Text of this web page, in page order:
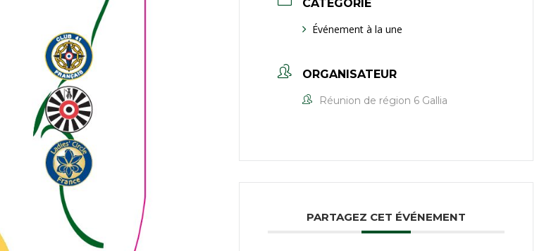
CATÉGORIE
Événement à la une
ORGANISATEUR
Réunion de région 6 Gallia
PARTAGEZ CET ÉVÉNEMENT